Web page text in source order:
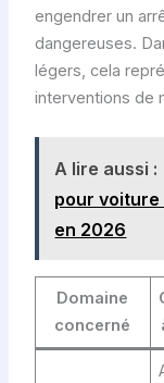
engendrer un
dangereuses.
légers, cela
interventions de
A lire aussi :
pour
en 2026
Domaine
concerné